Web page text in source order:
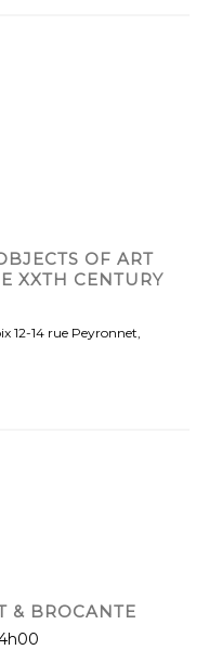
OF ART
XXTH CENTURY
12-14 rue Peyronnet,
& BROCANTE